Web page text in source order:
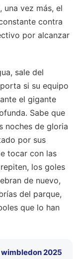
vez más, el
contra
por alcanzar
sale del
si su equipo
el gigante
Sabe que
noches de gloria
por sus
tocar con las
los goles
de nuevo,
del parque,
que lo han
2025